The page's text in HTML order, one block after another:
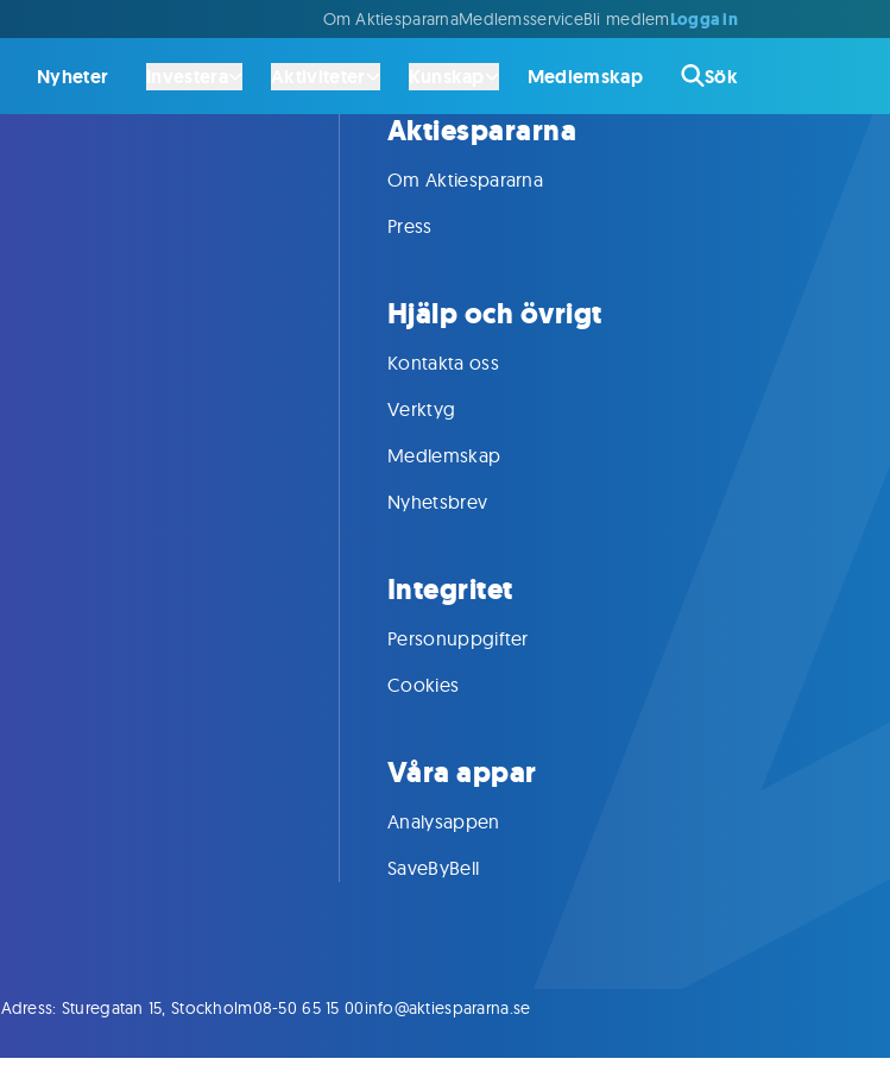
Om AktiespararnaMedlemsserviceBli medlemLogga in
Nyheter Medlemskap Sök
Aktiespararna
Om Aktiespararna
Press
Hjälp och övrigt
Kontakta oss
Verktyg
Medlemskap
Nyhetsbrev
Integritet
Personuppgifter
Cookies
Våra appar
Analysappen
SaveByBell
Adress: Sturegatan 15, Stockholm08-50 65 15 00info@aktiespararna.se